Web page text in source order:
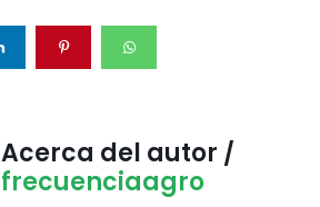
Acerca del autor /
frecuenciaagro